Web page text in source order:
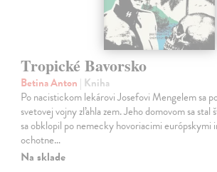
Tropické Bavorsko
Betina Anton | Kniha
Po nacistickom lekárovi Josefovi Mengelem sa
svetovej vojny zľahla zem. Jeho domovom sa stal
sa obklopil po nemecky hovoriacimi
ochotne…
Na sklade